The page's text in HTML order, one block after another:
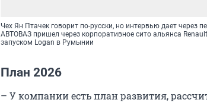
Чех Ян Птачек говорит по-русски, но интервью дает через
АВТОВАЗ пришел через корпоративное сито альянса
запуском Logan в Румынии
План 2026
– У компании есть план развития,